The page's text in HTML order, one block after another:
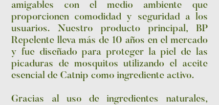
amigables con el medio ambiente que
proporcionen comodidad y seguridad a los
usuarios. Nuestro producto principal, BP
Repelente lleva más de 10 años en el mercado
y fue diseñado para proteger la piel de las
picaduras de mosquitos utilizando el aceite
esencial de Catnip como ingrediente activo.
Gracias al uso de ingredientes naturales,